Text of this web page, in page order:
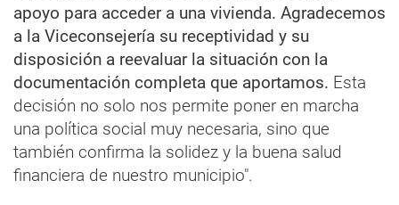
apoyo para acceder a una vivienda. Agradecemos
a la Viceconsejería su receptividad y su
disposición a reevaluar la situación con la
documentación completa que aportamos. Esta
decisión no solo nos permite poner en marcha
una política social muy necesaria, sino que
también confirma la solidez y la buena salud
financiera de nuestro municipio".